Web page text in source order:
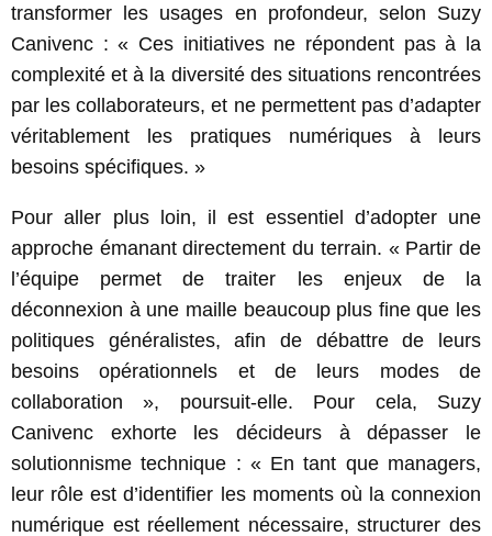
transformer les usages en profondeur, selon Suzy
Canivenc : « Ces initiatives ne répondent pas à la
complexité et à la diversité des situations rencontrées
par les collaborateurs, et ne permettent pas d’adapter
véritablement les pratiques numériques à leurs
besoins spécifiques. »
Pour aller plus loin, il est essentiel d’adopter une
approche émanant directement du terrain. « Partir de
l’équipe permet de traiter les enjeux de la
déconnexion à une maille beaucoup plus fine que les
politiques généralistes, afin de débattre de leurs
besoins opérationnels et de leurs modes de
collaboration », poursuit-elle. Pour cela, Suzy
Canivenc exhorte les décideurs à dépasser le
solutionnisme technique : « En tant que managers,
leur rôle est d’identifier les moments où la connexion
numérique est réellement nécessaire, structurer des